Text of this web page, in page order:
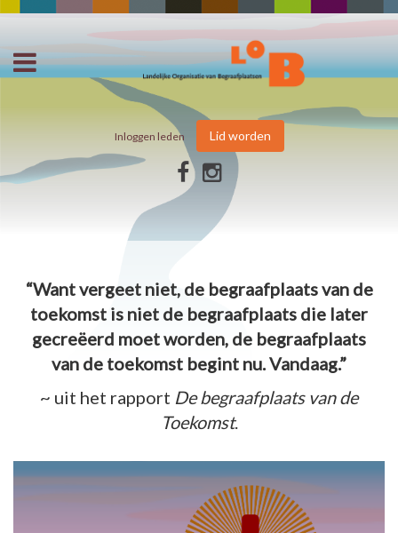
Inloggen leden Lid worden
“Want vergeet niet, de begraafplaats van de
toekomst is niet de begraafplaats die later
gecreëerd moet worden, de begraafplaats
van de toekomst begint nu. Vandaag.”
~ uit het rapport De begraafplaats van de
Toekomst.